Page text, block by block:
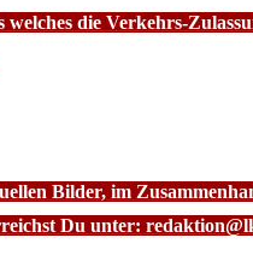
die Verkehrs-
Bilder, im
Du unter: